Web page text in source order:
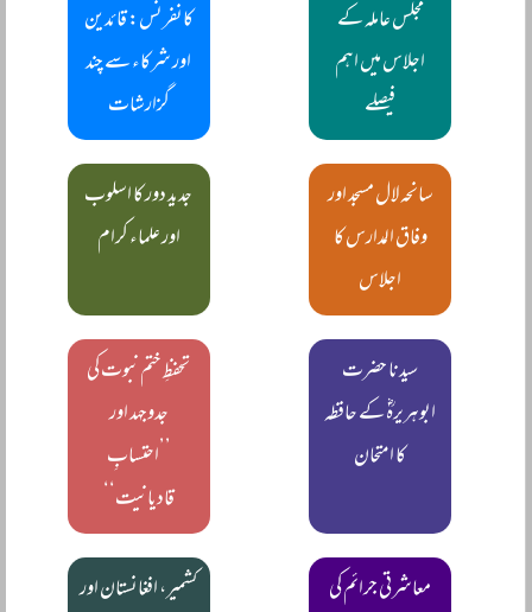
مجلس عاملہ کے
اجلاس میں اہم
فیصلے
کانفرنس: قائدین
اور شرکاء سے چند
گزارشات
سانحہ لال مسجد اور
وفاق المدارس کا
اجلاس
جدید دور کا اسلوب
اور علماء کرام
سیدنا حضرت
ابوہریرہؓ کے حافظہ
کا امتحان
تحفظِ ختم نبوت کی
جدوجہد اور
’’احتسابِ
قادیانیت‘‘
معاشرتی جرائم کی
کشمیر، افغانستان اور